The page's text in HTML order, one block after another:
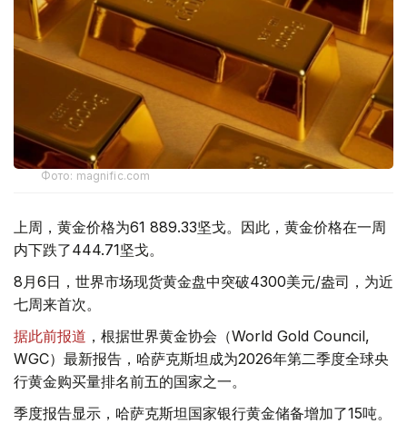
Фото: magnific.com
上周，黄金价格为61 889.33坚戈。因此，黄金价格在一周
内下跌了444.71坚戈。
8月6日，世界市场现货黄金盘中突破4300美元/盎司，为近
七周来首次。
据此前报道 ，根据世界黄金协会（World Gold Council,
WGC）最新报告，哈萨克斯坦成为2026年第二季度全球央
行黄金购买量排名前五的国家之一。
季度报告显示，哈萨克斯坦国家银行黄金储备增加了15吨。